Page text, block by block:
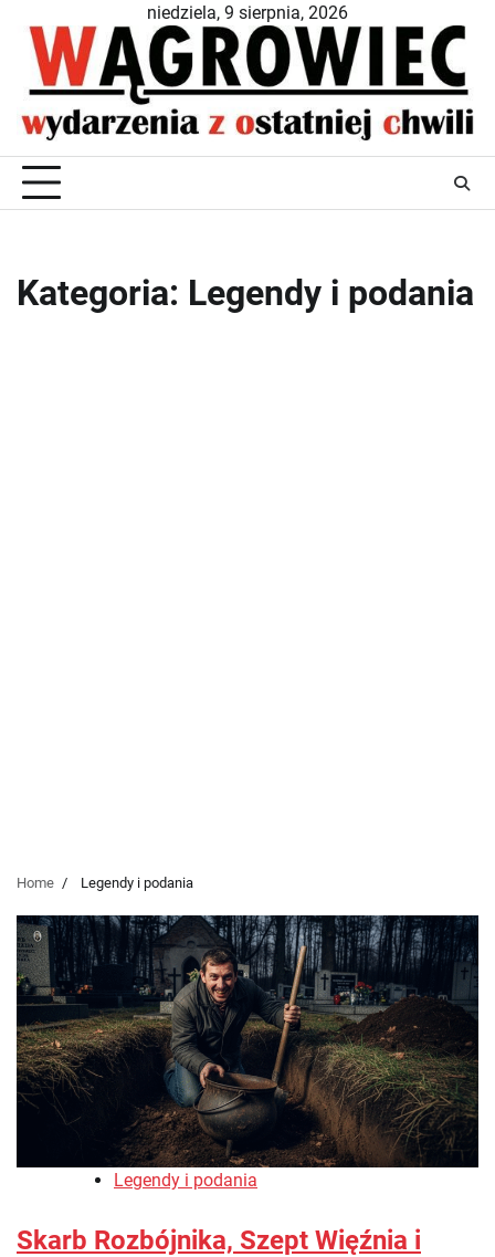
content
niedziela, 9 sierpnia, 2026
Kategoria: Legendy i podania
Home Legendy i podania
Legendy i podania
Skarb Rozbójnika, Szept Więźnia i